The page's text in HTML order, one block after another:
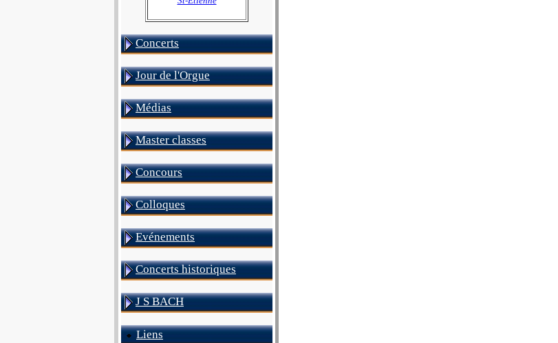
Concerts
Jour de l'Orgue
Médias
Master classes
Concours
Colloques
Evénements
Concerts historiques
J S BACH
Liens